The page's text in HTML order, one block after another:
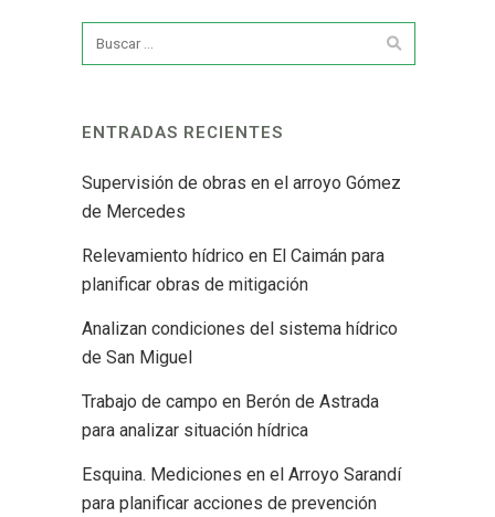
ENTRADAS RECIENTES
Supervisión de obras en el arroyo Gómez
de Mercedes
Relevamiento hídrico en El Caimán para
planificar obras de mitigación
Analizan condiciones del sistema hídrico
de San Miguel
Trabajo de campo en Berón de Astrada
para analizar situación hídrica
Esquina. Mediciones en el Arroyo Sarandí
para planificar acciones de prevención